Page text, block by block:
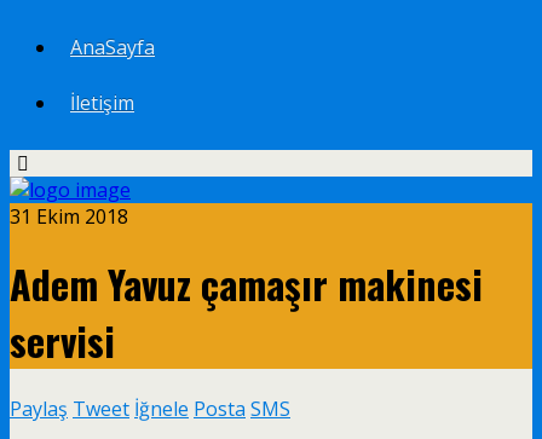
AnaSayfa
İletişim
31 Ekim 2018
Adem Yavuz çamaşır makinesi
servisi
Paylaş Tweet İğnele Posta SMS